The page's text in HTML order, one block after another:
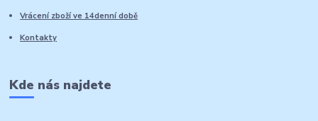
Vrácení zboží ve 14denní době
Kontakty
Kde nás najdete